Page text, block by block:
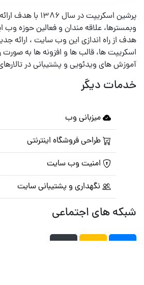
پرشین اسکریپت در
وبمسترها، علاقه مندان و فعالین حوزه وب
هدف از راه اندازی این وب سایت ، ارائه
اسکریپت ها، قالب ها و افزونه ها به صورت
آموزش های ویدئویی و پشتیبانی در
خدمات دیگر
میزبانی وب
طراحی فروشگاه اینترنتی
امنیت وب سایت
نگهداری و پشتیبانی سایت
شبکه های اجتماعی